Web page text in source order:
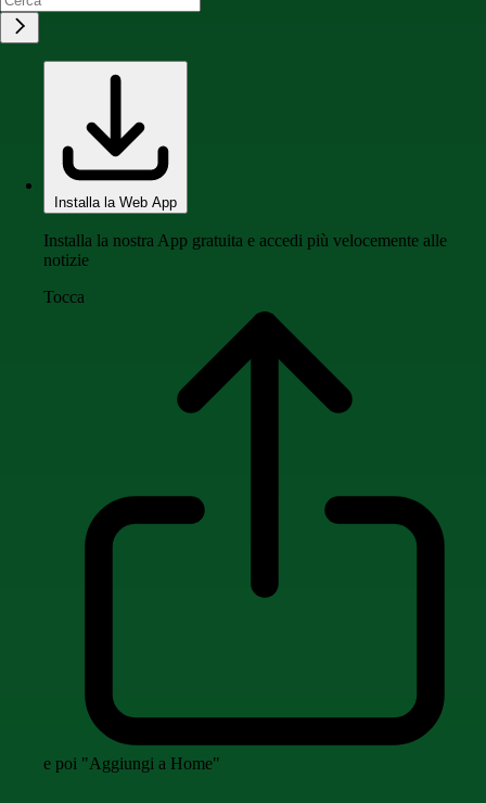
Installa la Web App
Installa la nostra App gratuita e accedi più velocemente alle
notizie
Tocca
e poi "Aggiungi a Home"